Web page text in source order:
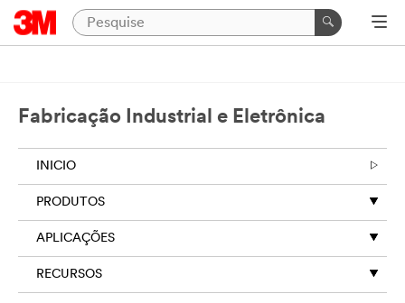
Fabricação Industrial e Eletrônica
INICIO
PRODUTOS
APLICAÇÕES
RECURSOS